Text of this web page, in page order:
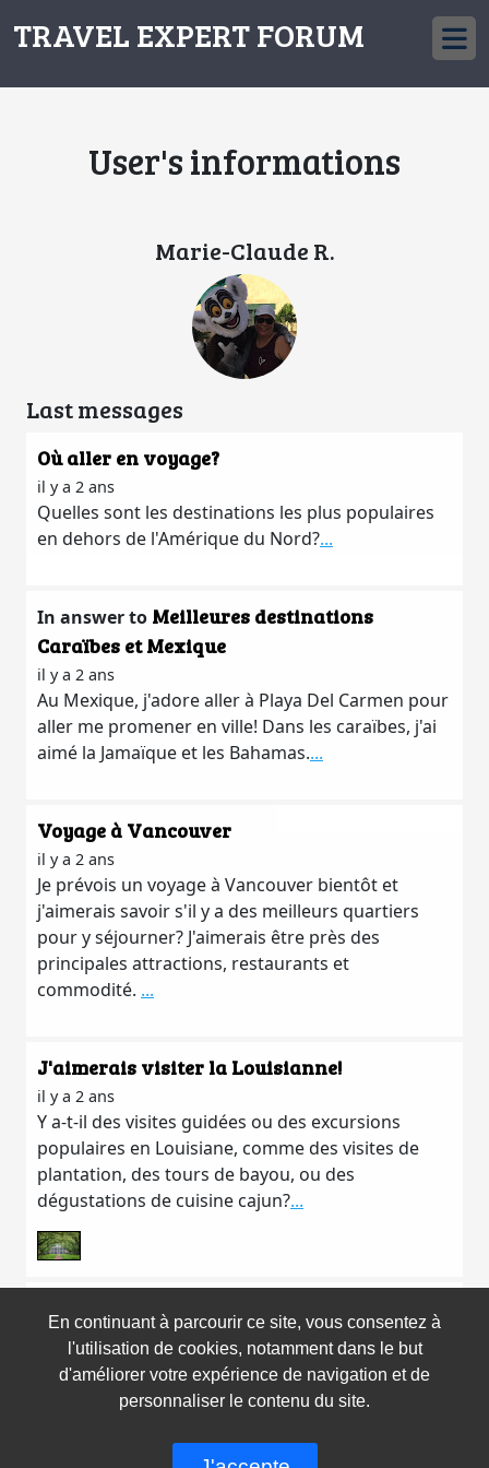
TRAVEL EXPERT FORUM
User's informations
Marie-Claude R.
Last messages
Où aller en voyage?
il y a 2 ans
Quelles sont les destinations les plus populaires
en dehors de l'Amérique du Nord?...
In answer to Meilleures destinations
Caraïbes et Mexique
il y a 2 ans
Au Mexique, j'adore aller à Playa Del Carmen pour
aller me promener en ville! Dans les caraïbes, j'ai
aimé la Jamaïque et les Bahamas....
Voyage à Vancouver
il y a 2 ans
Je prévois un voyage à Vancouver bientôt et
j'aimerais savoir s'il y a des meilleurs quartiers
pour y séjourner? J'aimerais être près des
principales attractions, restaurants et
commodité. ...
J'aimerais visiter la Louisianne!
il y a 2 ans
Y a-t-il des visites guidées ou des excursions
populaires en Louisiane, comme des visites de
plantation, des tours de bayou, ou des
dégustations de cuisine cajun?...
limite d'âge pour un assurance voyage?
il y a 2 ans
Bonjour!Quelles sont les limitations d'âge pour
souscrire une assurance voyage?...
En continuant à parcourir ce site, vous consentez à
l'utilisation de cookies, notamment dans le but
d'améliorer votre expérience de navigation et de
personnaliser le contenu du site.